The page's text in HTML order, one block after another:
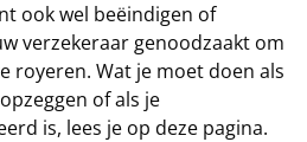
ook wel beëindigen of
verzekeraar genoodzaakt om
royeren. Wat je moet doen als
of als je
is, lees je op deze pagina.